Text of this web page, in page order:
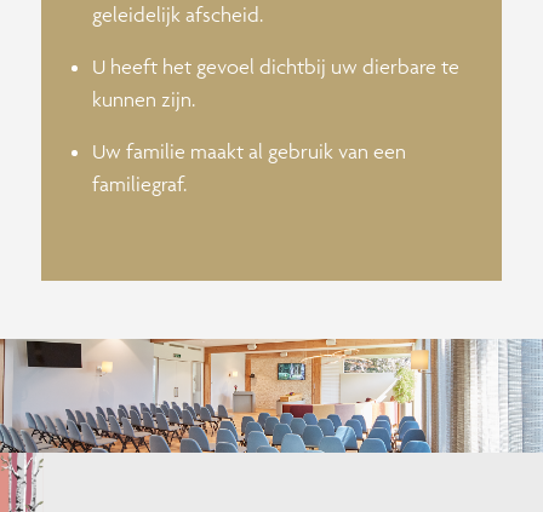
geleidelijk afscheid.
U heeft het gevoel dichtbij uw dierbare te
kunnen zijn.
Uw familie maakt al gebruik van een
familiegraf.